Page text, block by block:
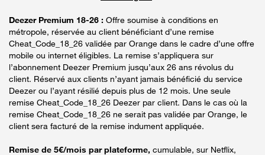
Deezer Premium 18-26 : Offre soumise à conditions en
métropole, réservée au client bénéficiant d’une remise
Cheat_Code_18_26 validée par Orange dans le cadre d’une offre
mobile ou internet éligibles. La remise s’appliquera sur
l’abonnement Deezer Premium jusqu’aux 26 ans révolus du
client. Réservé aux clients n’ayant jamais bénéficié du service
Deezer ou l’ayant résilié depuis plus de 12 mois. Une seule
remise Cheat_Code_18_26 Deezer par client. Dans le cas où la
remise Cheat_Code_18_26 ne serait pas validée par Orange, le
client sera facturé de la remise indument appliquée.
Remise de 5€/mois par plateforme, cumulable, sur Netflix,